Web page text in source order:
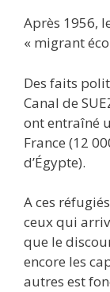
Après 1956,
« migrant
Des faits
Canal de
ont entraîné
France (12
d’Égypte).
A ces
ceux qui
que le
encore les
autres est